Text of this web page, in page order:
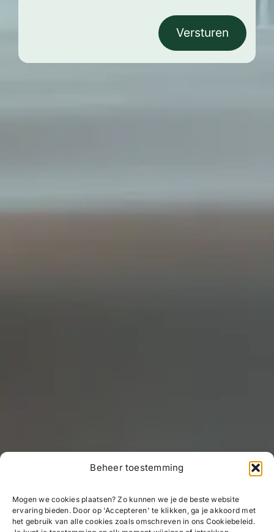
Beheer toestemming
Mogen we cookies plaatsen? Zo kunnen we je de beste website
ervaring bieden. Door op 'Accepteren' te klikken, ga je akkoord met
het gebruik van alle cookies zoals omschreven in ons Cookiebeleid.
Versturen